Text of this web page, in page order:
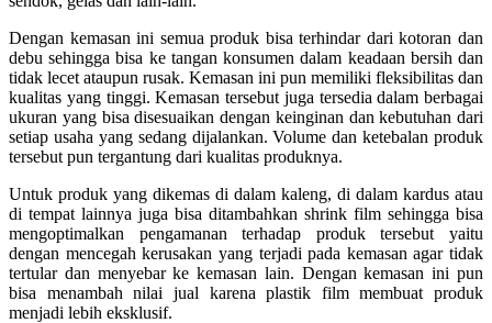
Dengan kemasan ini semua produk bisa terhindar dari kotoran dan
debu sehingga bisa ke tangan konsumen dalam keadaan bersih dan
tidak lecet ataupun rusak. Kemasan ini pun memiliki fleksibilitas dan
kualitas yang tinggi. Kemasan tersebut juga tersedia dalam berbagai
ukuran yang bisa disesuaikan dengan keinginan dan kebutuhan dari
setiap usaha yang sedang dijalankan. Volume dan ketebalan produk
tersebut pun tergantung dari kualitas produknya.
Untuk produk yang dikemas di dalam kaleng, di dalam kardus atau
di tempat lainnya juga bisa ditambahkan shrink film sehingga bisa
mengoptimalkan pengamanan terhadap produk tersebut yaitu
dengan mencegah kerusakan yang terjadi pada kemasan agar tidak
tertular dan menyebar ke kemasan lain. Dengan kemasan ini pun
bisa menambah nilai jual karena plastik film membuat produk
menjadi lebih eksklusif.